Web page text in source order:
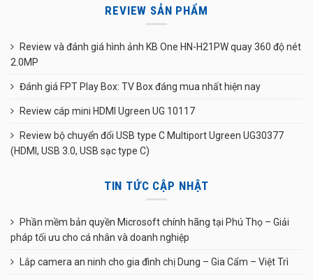
REVIEW SẢN PHẨM
Review và đánh giá hình ảnh KB One HN-H21PW quay 360 độ nét
2.0MP
Đánh giá FPT Play Box: TV Box đáng mua nhất hiện nay
Review cáp mini HDMI Ugreen UG 10117
Review bộ chuyển đổi USB type C Multiport Ugreen UG30377
(HDMI, USB 3.0, USB sạc type C)
TIN TỨC CẬP NHẬT
Phần mềm bản quyền Microsoft chính hãng tại Phú Thọ – Giải
pháp tối ưu cho cá nhân và doanh nghiệp
Lắp camera an ninh cho gia đình chị Dung – Gia Cẩm – Việt Trì